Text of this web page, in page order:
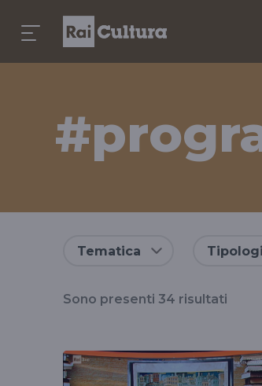
tag
Tematica
Sono presenti 34 risultati